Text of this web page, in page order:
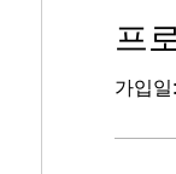
프
가입